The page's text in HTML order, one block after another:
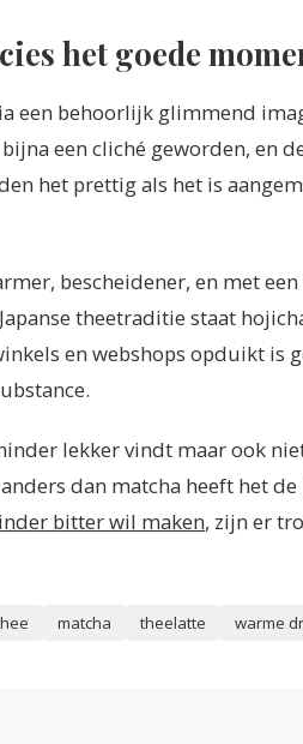
het goede
een behoorlijk glimmend
een cliché geworden, en
het prettig als het is
bescheidener, en met
theetraditie staat
en webshops opduikt is
lekker vindt maar ook
dan matcha heeft het
bitter wil maken, zijn er
matcha theelatte warme